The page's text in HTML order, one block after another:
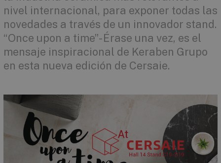
nivel internacional, para exponer todas las
novedades a través de un innovador stand.
“Once upon a time”- Érase una vez, es el
mensaje inspiracional de Keraben Grupo
en esta nueva edición de Cersaie.